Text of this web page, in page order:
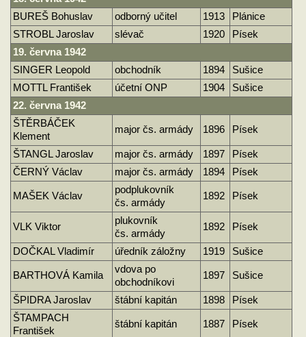
BUREŠ Bohuslav
odborný učitel 1913
Plánice
STROBL Jaroslav
slévač 1920
Písek
19. června 1942
SINGER Leopold
obchodník 1894
Sušice
MOTTL František
účetní ONP 1904
Sušice
22. června 1942
ŠTĚRBÁČEK
Klement
major čs. armády 1896 Písek
ŠTANGL Jaroslav major čs. armády 1897
Písek
ČERNÝ Václav
major čs. armády 1894 Písek
MAŠEK Václav
podplukovník
čs. armády
1892 Písek
VLK Viktor
plukovník
čs. armády
1892 Písek
DOČKAL Vladimír úředník záložny 1919 Sušice
BARTHOVÁ Kamila
vdova po
obchodníkovi
1897 Sušice
ŠPIDRA Jaroslav štábní kapitán 1898
Písek
ŠTAMPACH
František
štábní kapitán 1887 Písek